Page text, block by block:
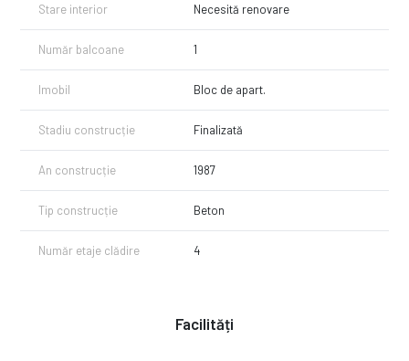
Stare interior Necesită renovare
Număr balcoane 1
Imobil Bloc de apart.
Stadiu construcție Finalizată
An construcție 1987
Tip construcție Beton
Număr etaje clădire 4
Facilități